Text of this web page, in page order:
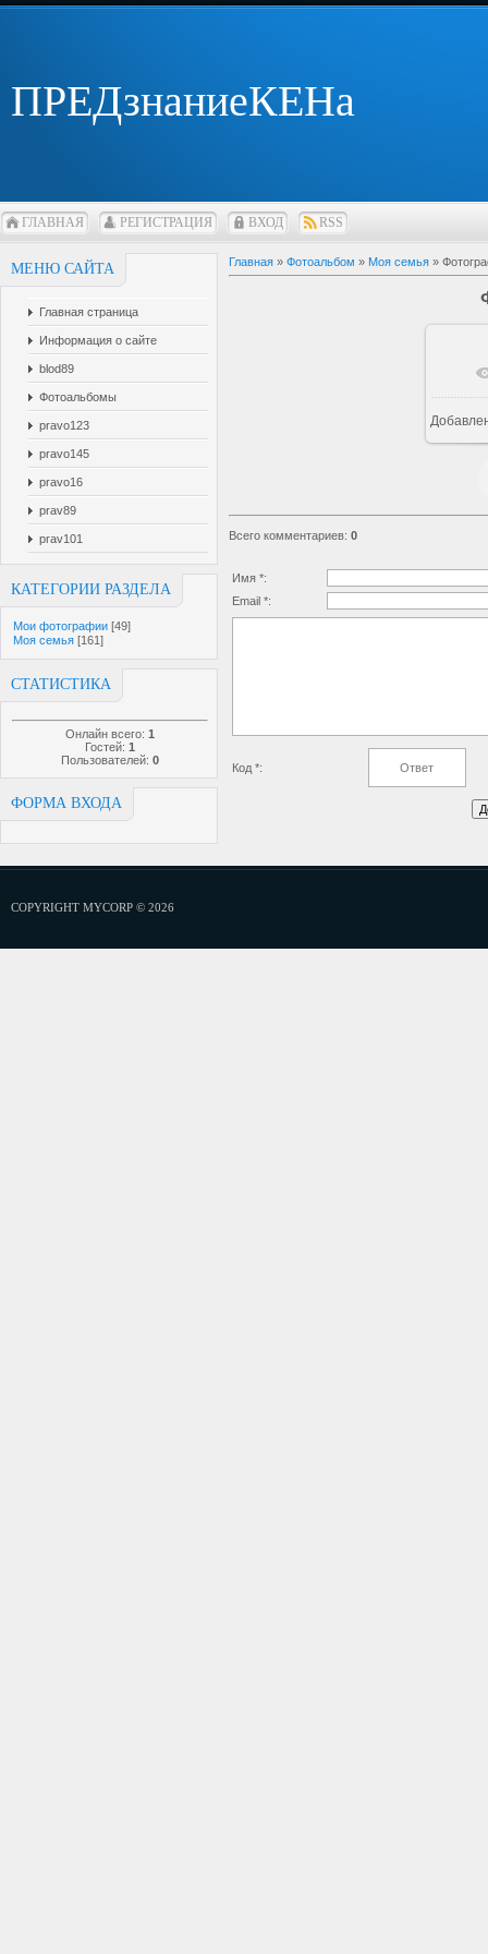
ПРЕДзнаниеКЕНа
ГЛАВНАЯ РЕГИСТРАЦИЯ ВХОД RSS
МЕНЮ САЙТА
Главная страница
Информация о сайте
blod89
Фотоальбомы
pravo123
pravo145
pravo16
prav89
prav101
КАТЕГОРИИ РАЗДЕЛА
Мои фотографии [49]
Моя семья [161]
СТАТИСТИКА
Онлайн всего: 1
Гостей: 1
Пользователей: 0
ФОРМА ВХОДА
Главная » Фотоальбом » Моя семья »
В
Всего комментариев: 0
Имя *:
Email *:
Код *:
COPYRIGHT MYCORP © 2026